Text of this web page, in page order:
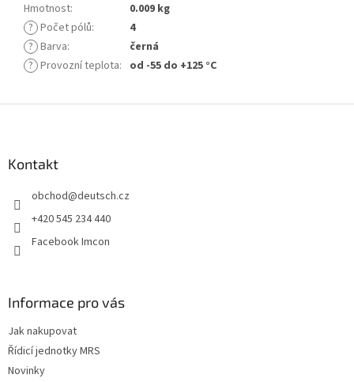
Hmotnost:
0.009 kg
? Počet pólů:
4
? Barva:
černá
? Provozní teplota: od -55 do +125 °C
Kontakt
obchod@deutsch.cz
+420 545 234 440
Facebook Imcon
Informace pro vás
Jak nakupovat
Řídicí jednotky MRS
Novinky